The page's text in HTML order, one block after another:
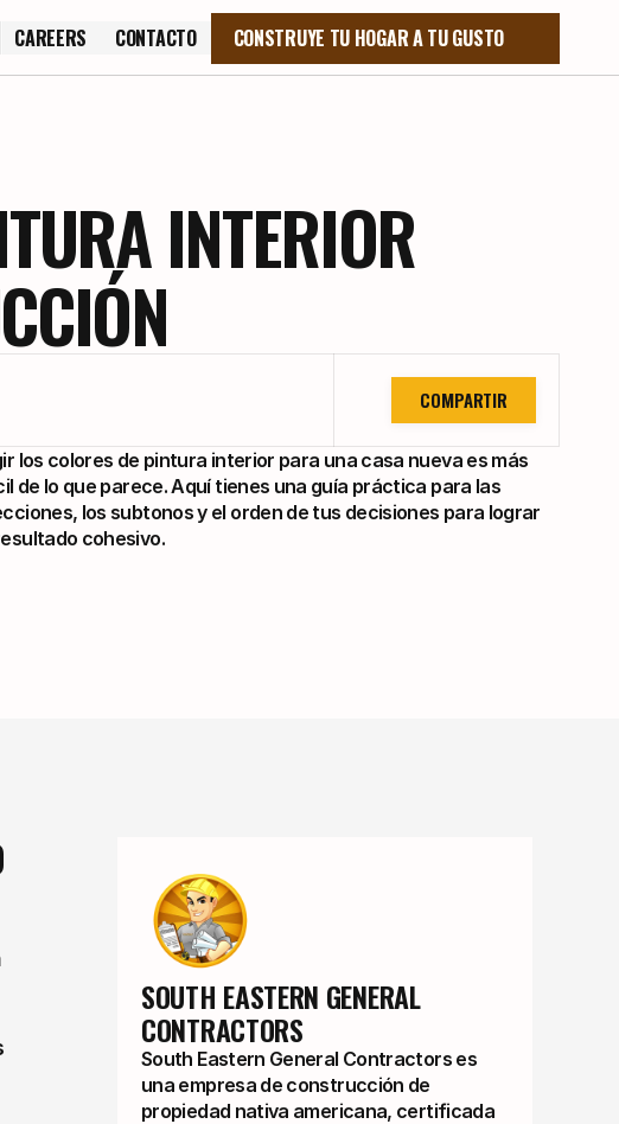
CAREERS
CAREERS
CONTACTO
CONTACTO
CONSTRUYE TU HOGAR A TU GUSTO
INTERIOR
COMPARTIR
los colores de pintura interior para una casa nueva es más
de lo que parece. Aquí tienes una guía práctica para las
los subtonos y el orden de tus decisiones para lograr
cohesivo.
SOUTH EASTERN GENERAL
CONTRACTORS
South Eastern General Contractors es
una empresa de construcción de
propiedad nativa americana, certificada